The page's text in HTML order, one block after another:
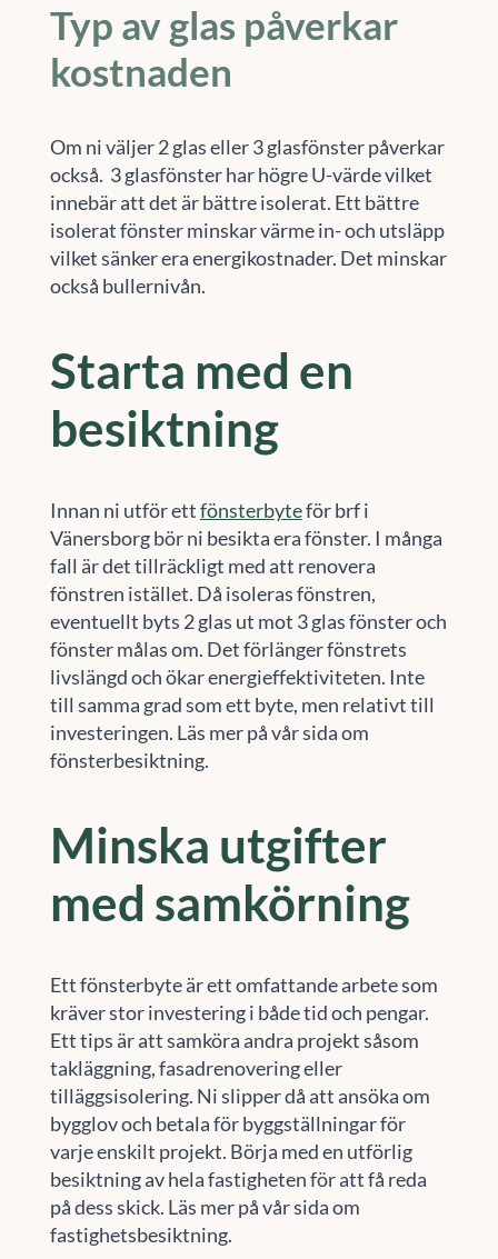
Typ av glas påverkar
kostnaden
Om ni väljer 2 glas eller 3 glasfönster påverkar
också. 3 glasfönster har högre U-värde vilket
innebär att det är bättre isolerat. Ett bättre
isolerat fönster minskar värme in- och utsläpp
vilket sänker era energikostnader. Det minskar
också bullernivån.
Starta med en
besiktning
Innan ni utför ettfönsterbyteför brf i
Vänersborg bör ni besikta era fönster. I många
fall är det tillräckligt med att renovera
fönstren istället. Då isoleras fönstren,
eventuellt byts 2 glas ut mot 3 glas fönster och
fönster målas om. Det förlänger fönstrets
livslängd och ökar energieffektiviteten. Inte
till samma grad som ett byte, men relativt till
investeringen. Läs mer på vår sida om
fönsterbesiktning.
Minska utgifter
med samkörning
Ett fönsterbyte är ett omfattande arbete som
kräver stor investering i både tid och pengar.
Ett tips är att samköra andra projekt såsom
takläggning, fasadrenovering eller
tilläggsisolering. Ni slipper då att ansöka om
bygglov och betala för byggställningar för
varje enskilt projekt. Börja med en utförlig
besiktning av hela fastigheten för att få reda
på dess skick. Läs mer på vår sida om
fastighetsbesiktning.